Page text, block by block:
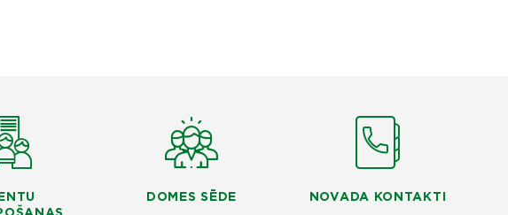
DOMES SĒDE NOVADA KONTAKTI